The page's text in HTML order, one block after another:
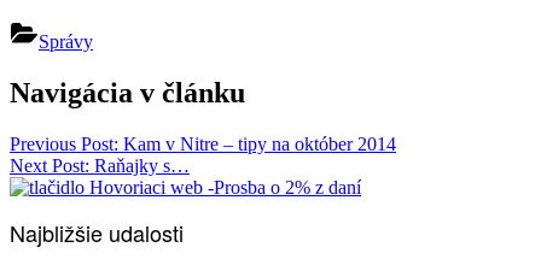
Správy
Navigácia v článku
Previous Post: Kam v Nitre – tipy na október 2014
Next Post: Raňajky s…
Najbližšie udalosti